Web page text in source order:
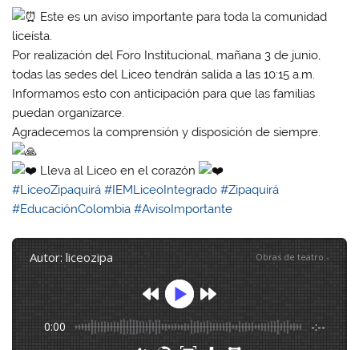
Este es un aviso importante para toda la comunidad
liceísta.
Por realización del Foro Institucional, mañana 3 de junio,
todas las sedes del Liceo tendrán salida a las 10:15 a.m.
Informamos esto con anticipación para que las familias
puedan organizarce.
Agradecemos la comprensión y disposición de siempre.
Lleva al Liceo en el corazón
#LiceoZipaquirá #IEMLiceoIntegrado #Zipaquirá
#EducaciónColombia #AvisoImportante
autor: liceozipa Obras de teatro:-
0:00 -:--